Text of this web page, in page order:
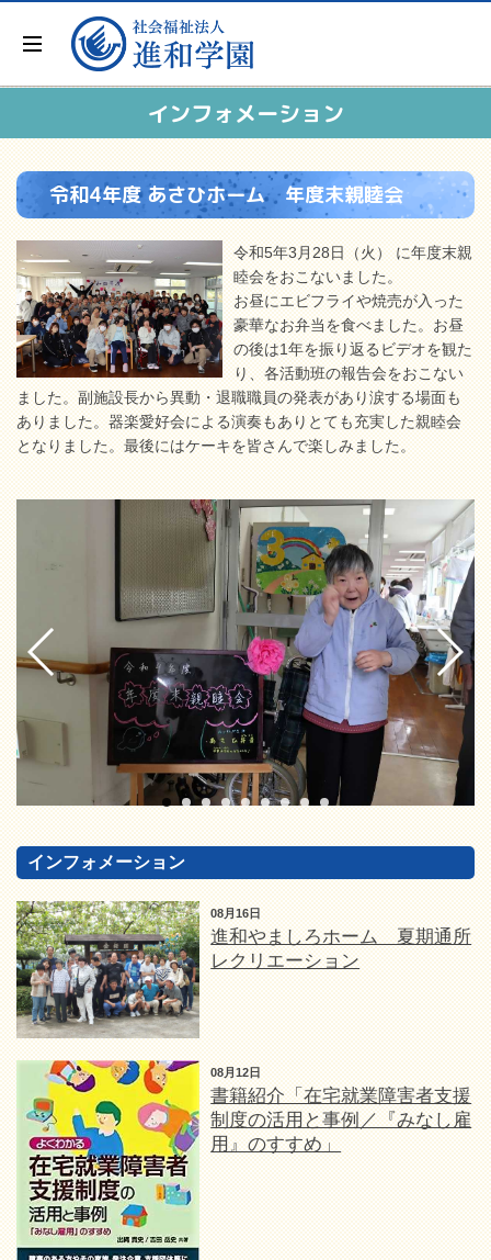
インフォメーション
令和4年度 あさひホーム 年度末親睦会
令和5年3月28日（火） に年度末親
睦会をおこないました。
お昼にエビフライや焼売が入った
豪華なお弁当を食べました。お昼
の後は1年を振り返るビデオを観た
り、各活動班の報告会をおこない
ました。副施設長から異動・退職職員の発表があり涙する場面も
ありました。器楽愛好会による演奏もありとても充実した親睦会
となりました。最後にはケーキを皆さんで楽しみました。
インフォメーション
08月16日
進和やましろホーム 夏期通所
レクリエーション
08月12日
書籍紹介「在宅就業障害者支援
制度の活用と事例／『みなし雇
用』のすすめ」